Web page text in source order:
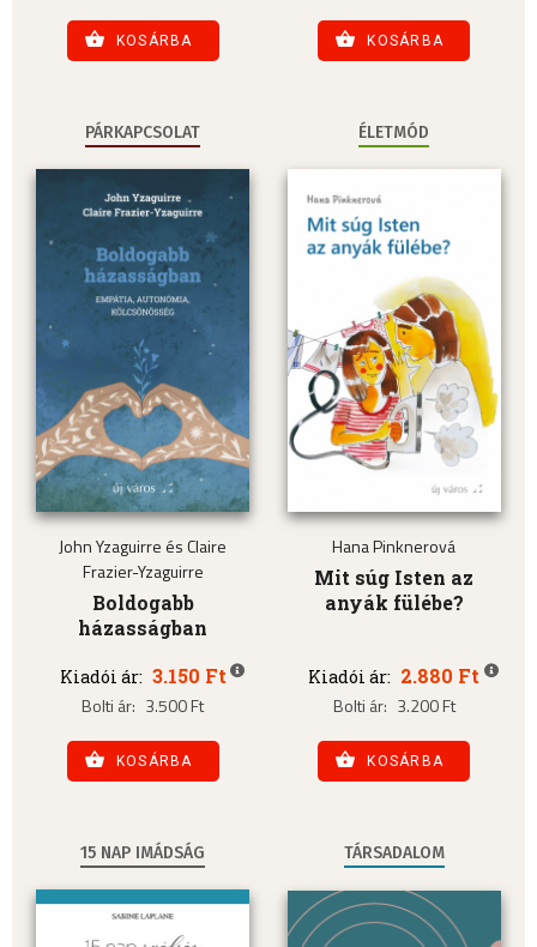
KOSÁRBA KOSÁRBA
PÁRKAPCSOLAT
John Yzaguirre és Claire
Frazier-Yzaguirre
Boldogabb
házasságban
Kiadói ár: 3.150 Ft
Bolti ár: 3.500 Ft
KOSÁRBA
ÉLETMÓD
Hana Pinknerová
Mit súg Isten az
anyák fülébe?
Kiadói ár: 2.880 Ft
Bolti ár: 3.200 Ft
KOSÁRBA
15 NAP IMÁDSÁG TÁRSADALOM